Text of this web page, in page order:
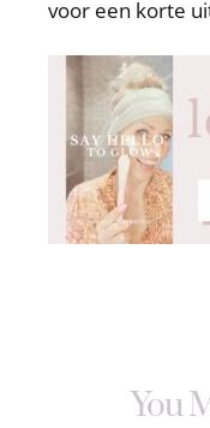
voor een korte
You